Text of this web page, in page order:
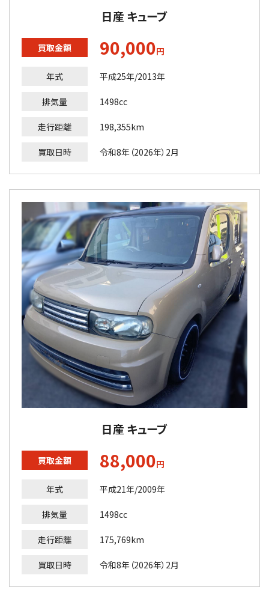
日産 キューブ
買取金額 90,000円
年式 平成25年/2013年
排気量 1498cc
走行距離 198,355km
買取日時 令和8年（2026年）2月
日産 キューブ
買取金額 88,000円
年式 平成21年/2009年
排気量 1498cc
走行距離 175,769km
買取日時 令和8年（2026年）2月